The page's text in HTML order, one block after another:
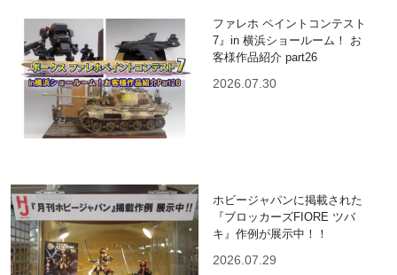
ファレホ ペイントコンテスト
7』in 横浜ショールーム！ お
客様作品紹介 part26
2026.07.30
ホビージャパンに掲載された
『ブロッカーズFIORE ツバ
キ』作例が展示中！！
2026.07.29